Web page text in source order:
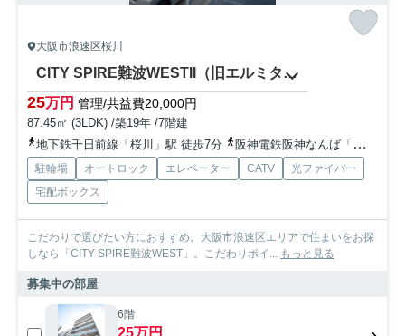
大阪市浪速区桜川
CITY SPIRE難波WESTII（旧エルミタージュナンバウエスト）
25万円 管理/共益費20,000円
87.45㎡ (3LDK) /築19年 /7階建
地下鉄千日前線「桜川」駅 徒歩7分
阪神電鉄阪神なんば「桜川」駅 徒歩5分
駐輪場 オートロック エレベーター CATV
光ファイバー
宅配ボックス
こだわりで選びたい方におすすめ。大阪市浪速区エリアで住まいをお探
しなら「CITY SPIRE難波WEST」。こだわりポイ... もっと見る
募集中の部屋
6階